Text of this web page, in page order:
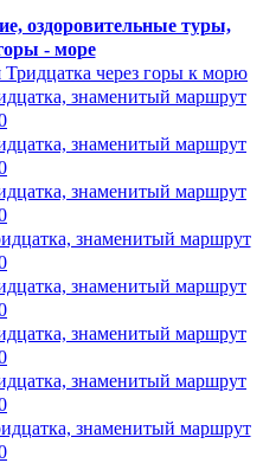
оздоровительные туры,
- море